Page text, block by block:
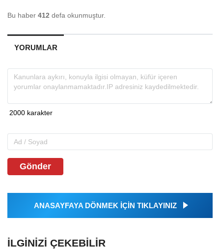
Bu haber 412 defa okunmuştur.
YORUMLAR
Gönder
ANASAYFAYA DÖNMEK İÇİN TIKLAYINIZ
İLGINIZI ÇEKEBILIR